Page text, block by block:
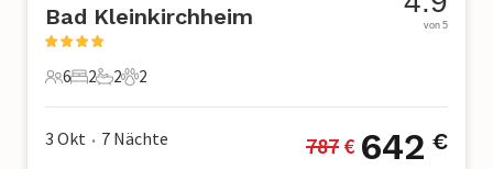
Bad Kleinkirchheim
6 Gäste
6
2 Schlafzimmer
2
2 Badezimmer
2
2 Haustiere
2
von 5
3 Okt • 7 Nächte 787 € 642 €